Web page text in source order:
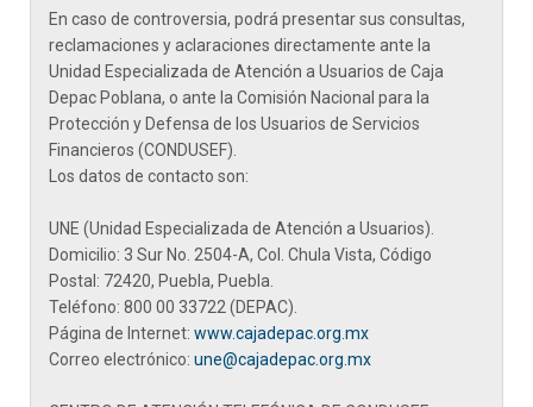
En caso de controversia, podrá presentar sus consultas,
reclamaciones y aclaraciones directamente ante la
Unidad Especializada de Atención a Usuarios de Caja
Depac Poblana, o ante la Comisión Nacional para la
Protección y Defensa de los Usuarios de Servicios
Financieros (CONDUSEF).
Los datos de contacto son:
UNE (Unidad Especializada de Atención a Usuarios).
Domicilio: 3 Sur No. 2504-A, Col. Chula Vista, Código
Postal: 72420, Puebla, Puebla.
Teléfono: 800 00 33722 (DEPAC).
Página de Internet: www.cajadepac.org.mx
Correo electrónico: une@cajadepac.org.mx